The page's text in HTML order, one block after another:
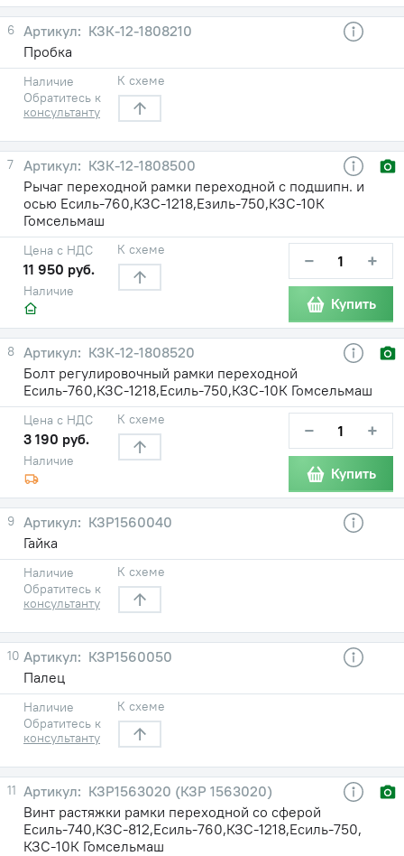
6
КЗК-12-1808210
Пробка
Наличие
Обратитесь к
консультанту
К схеме
7
КЗК-12-1808500
Рычаг переходной рамки переходной с подшипн. и
осью Есиль-760,КЗС-1218,Езиль-750,КЗС-10К
Гомсельмаш
Наличие
Цена с НДС
11 950 руб.
К схеме − +
Купить
8
КЗК-12-1808520
Болт регулировочный рамки переходной
Есиль-760,КЗС-1218,Есиль-750,КЗС-10К Гомсельмаш
Наличие
Цена с НДС
3 190 руб.
К схеме − +
Купить
9
КЗР1560040
Гайка
Наличие
Обратитесь к
консультанту
К схеме
10
КЗР1560050
Палец
Наличие
Обратитесь к
консультанту
К схеме
11
КЗР1563020 (КЗР 1563020)
Винт растяжки рамки переходной со сферой
Есиль-740,КЗС-812,Есиль-760,КЗС-1218,Есиль-750,
КЗС-10К Гомсельмаш